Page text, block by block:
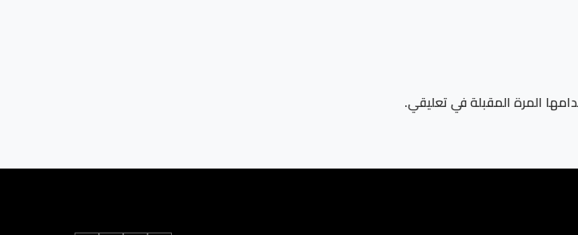
المرة المقبلة في تعليقي.